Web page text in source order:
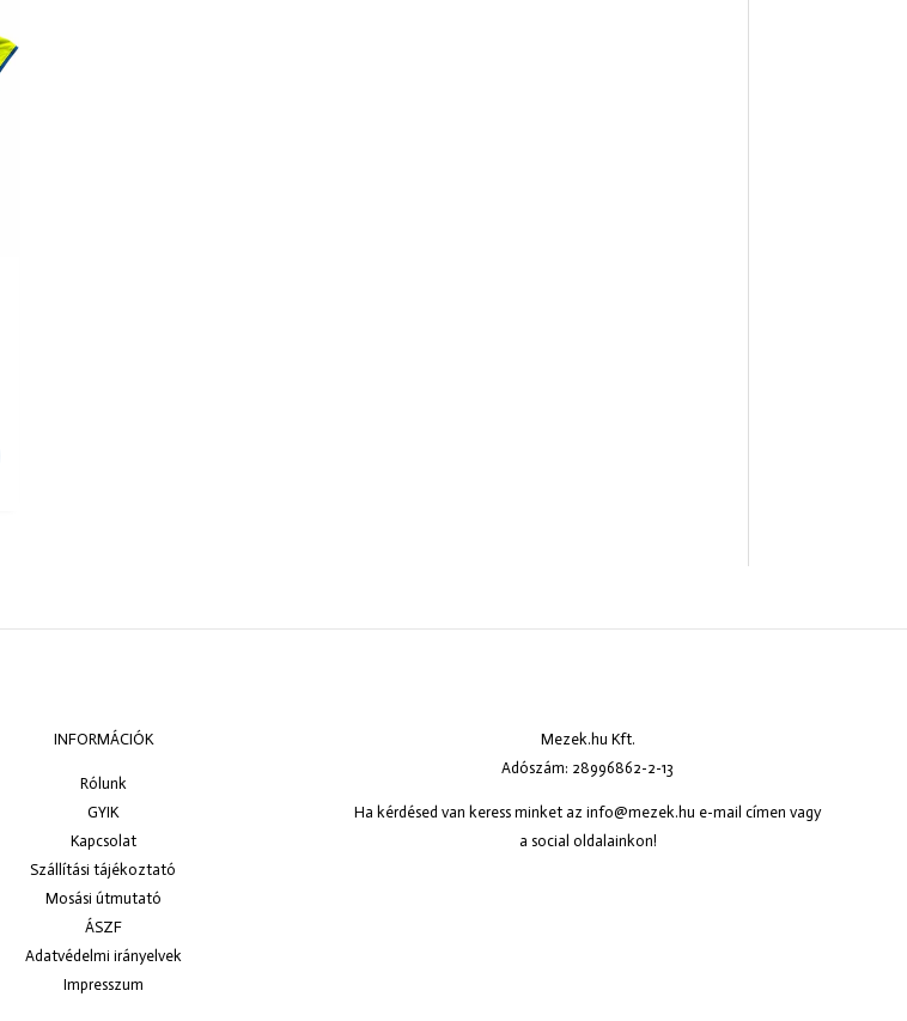
INFORMÁCIÓK
Rólunk
GYIK
Kapcsolat
Szállítási tájékoztató
Mosási útmutató
ÁSZF
Adatvédelmi irányelvek
Impresszum
Mezek.hu Kft.
Adószám: 28996862-2-13
Ha kérdésed van keress minket az info@mezek.hu e-mail címen vagy
a social oldalainkon!